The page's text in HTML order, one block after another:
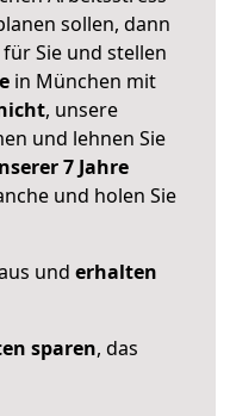
sollen, dann
Sie und stellen
in München mit
, unsere
und lehnen Sie
7 Jahre
und holen Sie
und erhalten
sparen, das